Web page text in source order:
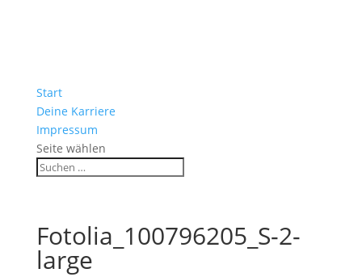
Start
Deine Karriere
Impressum
Seite wählen
Fotolia_100796205_S-2-
large